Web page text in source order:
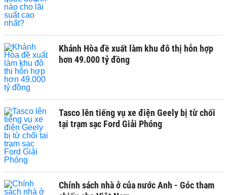
Khánh Hòa đề xuất làm khu đô thị hỗn hợp
hơn 49.000 tỷ đồng
Tasco lên tiếng vụ xe điện Geely bị từ chối
tại trạm sạc Ford Giải Phóng
Chính sách nhà ở của nước Anh - Góc tham